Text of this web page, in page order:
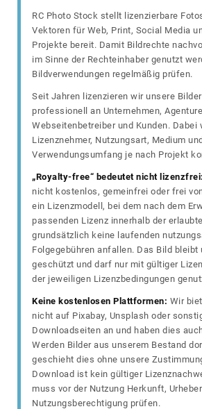
RC Photo Stock stellt lizenzierbare
Vektoren für Web, Print, Social Media
Projekte bereit. Damit Bildrechte
im Sinne der Rechteinhaber genutzt
Bildverwendungen regelmäßig prüfen.
Seit Jahren lizenzieren wir unsere
professionell an Unternehmen,
Webseitenbetreiber und Kunden. Dabei
Lizenznehmer, Nutzungsart, Medium und
Verwendungsumfang je nach Projekt
„Royalty-free“ bedeutet nicht lizenzfrei:
nicht kostenlos, gemeinfrei oder frei
ein Lizenzmodell, bei dem nach dem
passenden Lizenz innerhalb der
grundsätzlich keine laufenden
Folgegebühren anfallen. Das Bild
geschützt und darf nur mit gültiger
der jeweiligen Lizenzbedingungen
Keine kostenlosen Plattformen: Wir
nicht auf Pixabay, Unsplash oder
Downloadseiten an und haben dies
Werden Bilder aus unserem Bestand
geschieht dies ohne unsere
Download ist kein gültiger
muss vor der Nutzung Herkunft,
Nutzungsberechtigung prüfen.